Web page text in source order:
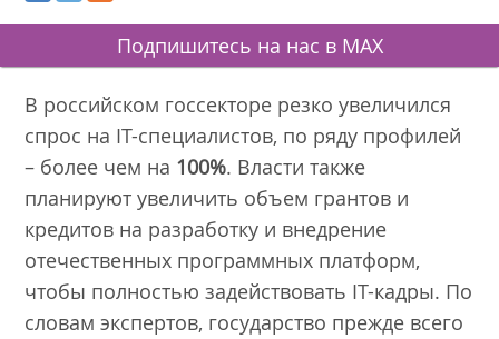
Подпишитесь на нас в MAX
В российском госсекторе резко увеличился
спрос на IT-специалистов, по ряду профилей
– более чем на 100%. Власти также
планируют увеличить объем грантов и
кредитов на разработку и внедрение
отечественных программных платформ,
чтобы полностью задействовать IT-кадры. По
словам экспертов, государство прежде всего